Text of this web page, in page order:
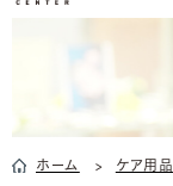
ホーム ケア用品